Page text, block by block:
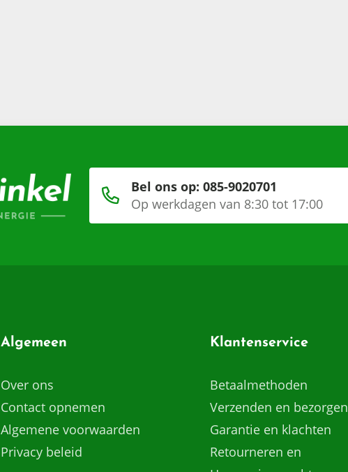
Bel ons op: 085-9020701
Op werkdagen van 8:30 tot 17:00
Algemeen
Over ons
Contact opnemen
Algemene voorwaarden
Privacy beleid
Klantenservice
Betaalmethoden
Verzenden en bezorgen
Garantie en klachten
Retourneren en